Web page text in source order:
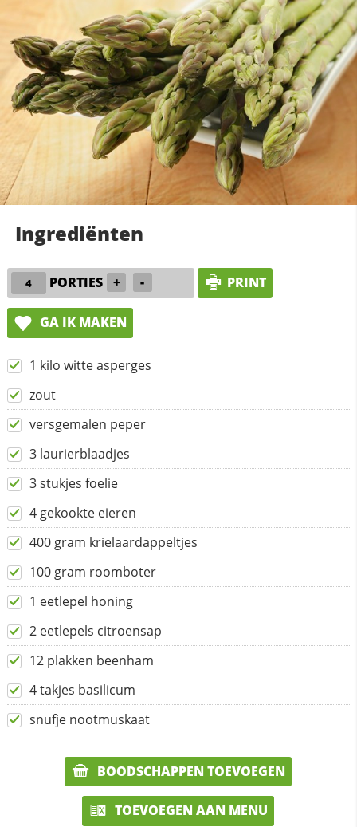
Ingrediënten
PORTIES + - PRINT
GA IK MAKEN
1 kilo witte asperges
zout
versgemalen peper
3 laurierblaadjes
3 stukjes foelie
4 gekookte eieren
400 gram krielaardappeltjes
100 gram roomboter
1 eetlepel honing
2 eetlepels citroensap
12 plakken beenham
4 takjes basilicum
snufje nootmuskaat
BOODSCHAPPEN TOEVOEGEN
TOEVOEGEN AAN MENU